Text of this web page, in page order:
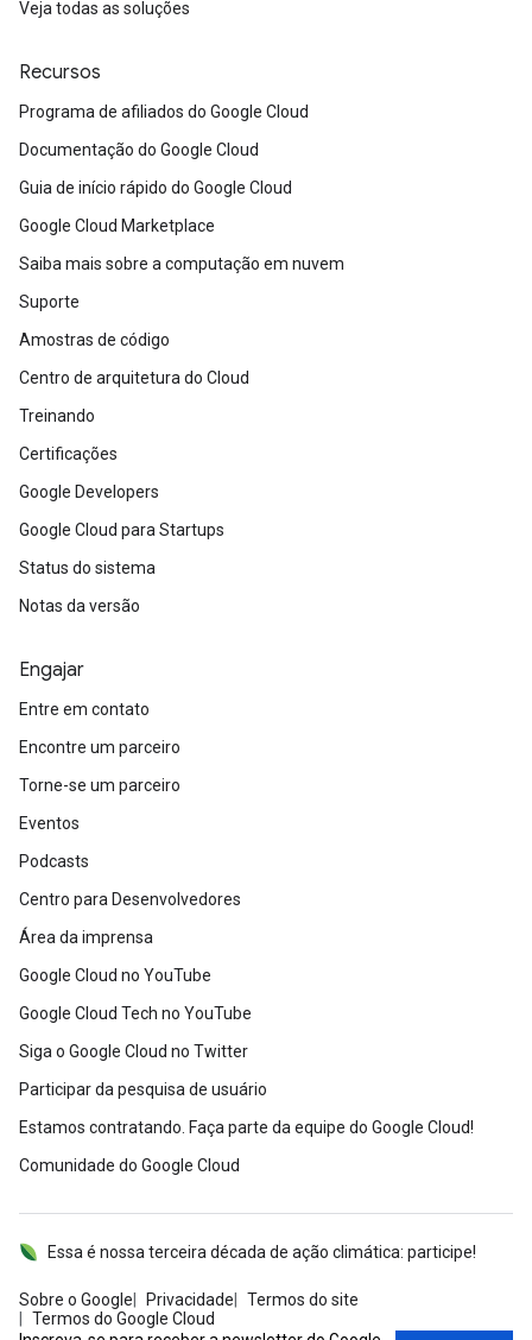
Veja todas as soluções
Recursos
Programa de afiliados do Google Cloud
Documentação do Google Cloud
Guia de início rápido do Google Cloud
Google Cloud Marketplace
Saiba mais sobre a computação em nuvem
Suporte
Amostras de código
Centro de arquitetura do Cloud
Treinando
Certificações
Google Developers
Google Cloud para Startups
Status do sistema
Notas da versão
Engajar
Entre em contato
Encontre um parceiro
Torne-se um parceiro
Eventos
Podcasts
Centro para Desenvolvedores
Área da imprensa
Google Cloud no YouTube
Google Cloud Tech no YouTube
Siga o Google Cloud no Twitter
Participar da pesquisa de usuário
Estamos contratando. Faça parte da equipe do Google Cloud!
Comunidade do Google Cloud
Sobre o Google Privacidade
Termos do site
Termos do Google Cloud
Essa é nossa terceira década de ação climática: participe!